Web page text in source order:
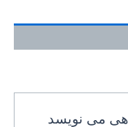
می نویسد